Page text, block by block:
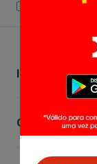
Declaro estar
Institucional
Central de